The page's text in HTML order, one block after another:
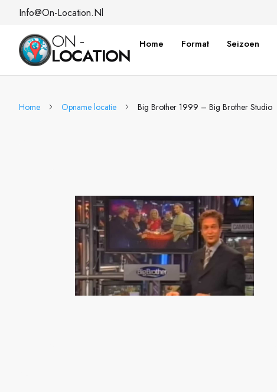
Info@on-Location.nl
ON -
LOCATION
Home Format Seizoen
Home Opname locatie Big Brother 1999 – Big Brother Studio